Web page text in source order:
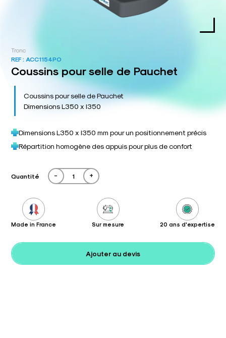
Tronc
REF : ACC1154PO
Coussins pour selle de Pauchet
Coussins pour selle de Pauchet
Dimensions L350 x l350
Dimensions L350 x l350 mm pour un positionnement précis
Répartition homogène des appuis pour plus de confort
Quantité - +
Made in France Sur mesure 20 ans d'expertise
Ajouter au devis